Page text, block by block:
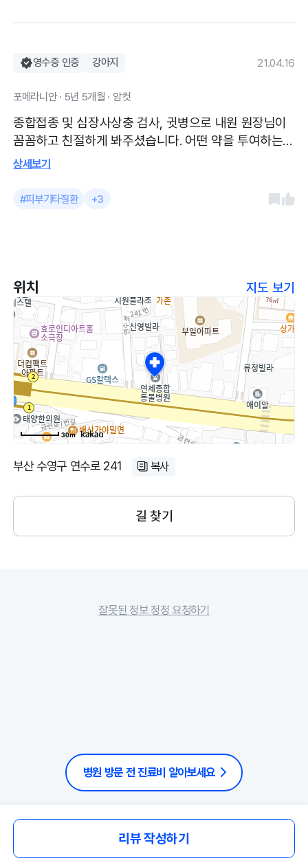
영수증 인증 강아지 21.04.16
포메라니안 · 5년 5개월 · 암컷
종합접종 및 심장사상충 검사, 귓병으로 내원 원장님이
꼼꼼하고 친절하게 봐주셨습니다. 어떤 약을 투여하는지
어떤 증상에 효과가 있는지 등 자세히 알려주셔서 좋았
깨끗하게 잘 관리가 되어있었습니다. 주차할 곳은 따로
상세보기
#피부기타질환 +3
위치 지도 보기
30m
부산 수영구 연수로 241 복사
길 찾기
잘못된 정보 정정 요청하기
병원 방문 전 진료비 알아보세요
리뷰 작성하기